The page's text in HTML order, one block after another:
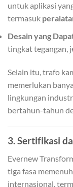
untuk aplikasi
termasuk
Desain yang
tingkat tegangan,
Selain itu, trafo
memerlukan
lingkungan
bertahun-tahun
3. Sertifikasi
Evernew
tiga fasa
internasional,